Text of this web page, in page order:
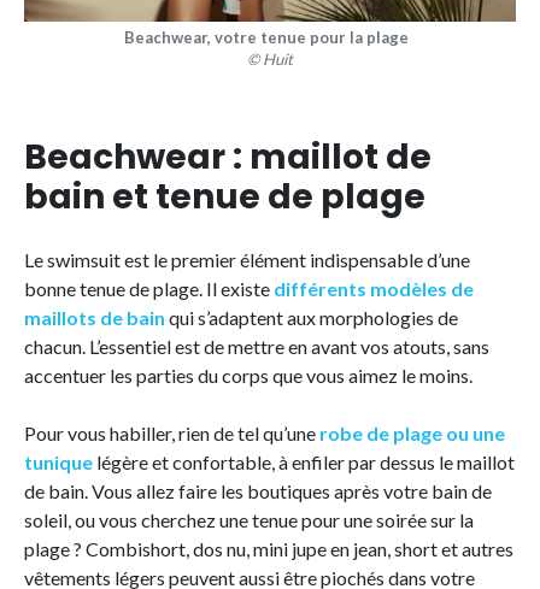
Beachwear, votre tenue pour la plage
© Huit
Beachwear : maillot de
bain et tenue de plage
Le swimsuit est le premier élément indispensable d’une
bonne tenue de plage. Il existe différents modèles de
maillots de bain qui s’adaptent aux morphologies de
chacun. L’essentiel est de mettre en avant vos atouts, sans
accentuer les parties du corps que vous aimez le moins.
Pour vous habiller, rien de tel qu’une robe de plage ou une
tunique légère et confortable, à enfiler par dessus le maillot
de bain. Vous allez faire les boutiques après votre bain de
soleil, ou vous cherchez une tenue pour une soirée sur la
plage ? Combishort, dos nu, mini jupe en jean, short et autres
vêtements légers peuvent aussi être piochés dans votre